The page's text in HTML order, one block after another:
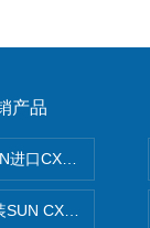
产品
进口CXGDXCN插
SUN CXJAXCN全